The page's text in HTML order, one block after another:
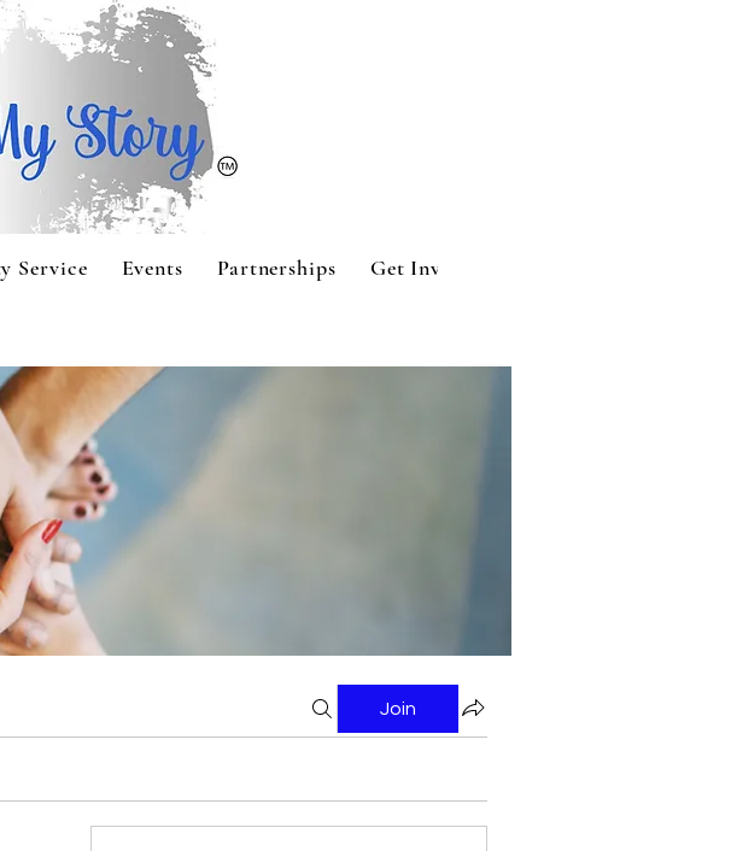
Service Events Partnerships Get Involved
Join